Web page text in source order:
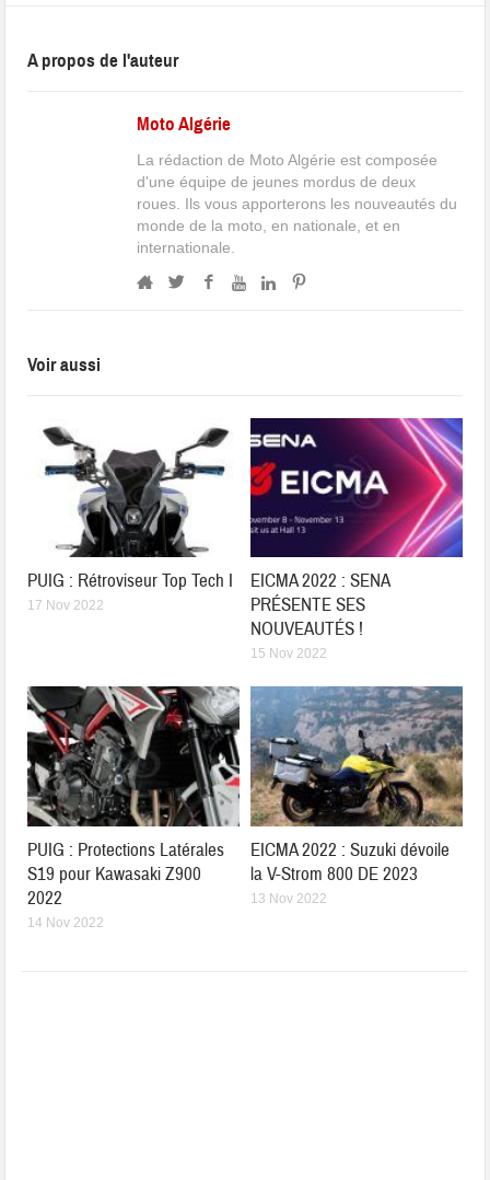
A propos de l'auteur
Moto Algérie
La rédaction de Moto Algérie est composée
d'une équipe de jeunes mordus de deux
roues. Ils vous apporterons les nouveautés du
monde de la moto, en nationale, et en
internationale.
Voir aussi
PUIG : Rétroviseur Top Tech I
17 Nov 2022
EICMA 2022 : SENA
PRÉSENTE SES
NOUVEAUTÉS !
15 Nov 2022
PUIG : Protections Latérales
S19 pour Kawasaki Z900
2022
14 Nov 2022
EICMA 2022 : Suzuki dévoile
la V-Strom 800 DE 2023
13 Nov 2022